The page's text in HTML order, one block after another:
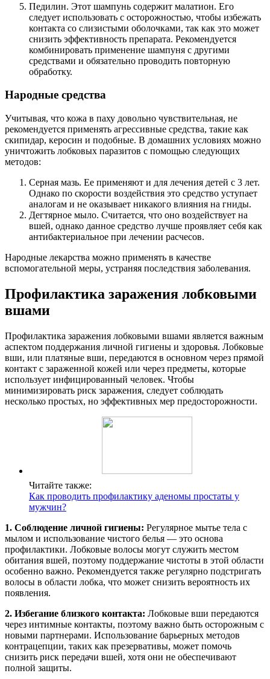
Педилин. Этот шампунь содержит малатион. Его
следует использовать с осторожностью, чтобы избежать
контакта со слизистыми оболочками, так как это может
снизить эффективность препарата. Рекомендуется
комбинировать применение шампуня с другими
средствами и обязательно проводить повторную
обработку.
Народные средства
Учитывая, что кожа в паху довольно чувствительная, не
рекомендуется применять агрессивные средства, такие как
скипидар, керосин и подобные. В домашних условиях можно
уничтожить лобковых паразитов с помощью следующих
методов:
Серная мазь. Ее применяют и для лечения детей с 3 лет.
Однако по скорости воздействия это средство уступает
аналогам и не оказывает никакого влияния на гниды.
Дегтярное мыло. Считается, что оно воздействует на
вшей, однако данное средство лучше проявляет себя как
антибактериальное при лечении расчесов.
Народные лекарства можно применять в качестве
вспомогательной меры, устраняя последствия заболевания.
Профилактика заражения лобковыми
вшами
Профилактика заражения лобковыми вшами является важным
аспектом поддержания личной гигиены и здоровья. Лобковые
вши, или платяные вши, передаются в основном через прямой
контакт с зараженной кожей или через предметы, которые
использует инфицированный человек. Чтобы
минимизировать риск заражения, следует соблюдать
несколько простых, но эффективных мер предосторожности.
Читайте также:
Как проводить профилактику аденомы простаты у
мужчин?
1. Соблюдение личной гигиены: Регулярное мытье тела с
мылом и использование чистого белья — это основа
профилактики. Лобковые волосы могут служить местом
обитания вшей, поэтому поддержание чистоты в этой области
особенно важно. Рекомендуется также регулярно подстригать
волосы в области лобка, что может снизить вероятность их
появления.
2. Избегание близкого контакта: Лобковые вши передаются
через интимные контакты, поэтому важно быть осторожным с
новыми партнерами. Использование барьерных методов
контрацепции, таких как презервативы, может помочь
снизить риск передачи вшей, хотя они не обеспечивают
полной защиты.